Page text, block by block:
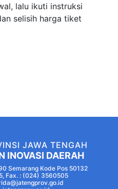
lalu ikuti instruksi
selisih harga tiket
JAWA TENGAH
INOVASI DAERAH
Semarang Kode Pos 50132
Fax. : (024) 3560505